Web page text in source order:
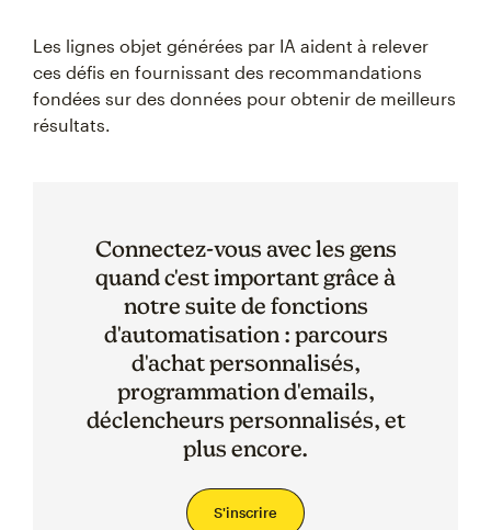
Les lignes objet générées par IA aident à relever
ces défis en fournissant des recommandations
fondées sur des données pour obtenir de meilleurs
résultats.
Connectez-vous avec les gens
quand c'est important grâce à
notre suite de fonctions
d'automatisation : parcours
d'achat personnalisés,
programmation d'emails,
déclencheurs personnalisés, et
plus encore.
S'inscrire